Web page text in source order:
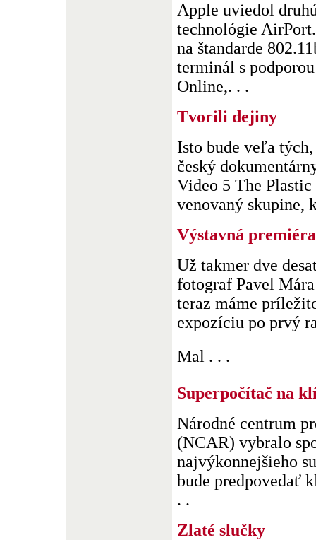
Apple uviedol
technológie
na štandarde
terminál s
Online,. . .
Tvorili dejiny
Isto bude veľa
český
Video 5 The
venovaný skupine,
Výstavná premiéra
Už takmer dve
fotograf Pavel
teraz máme
expozíciu po prvý
Mal . . .
Superpočítač na
Národné centrum
(NCAR) vybralo
najvýkonnejšieho
bude predpovedať
. .
Zlaté slučky